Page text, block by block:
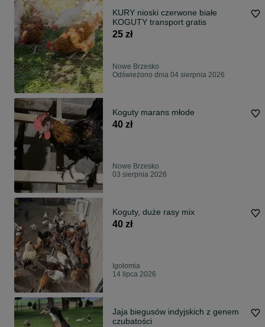
KURY nioski czerwone białe
KOGUTY transport gratis
25 zł
Nowe Brzesko
Odświeżono dnia 04 sierpnia 2026
Koguty marans młode
40 zł
Nowe Brzesko
03 sierpnia 2026
Koguty, duże rasy mix
40 zł
Igołomia
14 lipca 2026
Jaja biegusów indyjskich z genem
czubatości